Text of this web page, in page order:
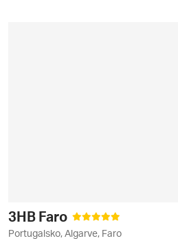
3HB Faro
Portugalsko, Algarve, Faro